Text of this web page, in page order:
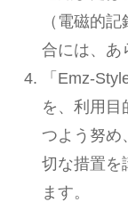
（電磁的
合には、あ
「Emz-
を、利用目
つよう努め
切な措置を
ます。